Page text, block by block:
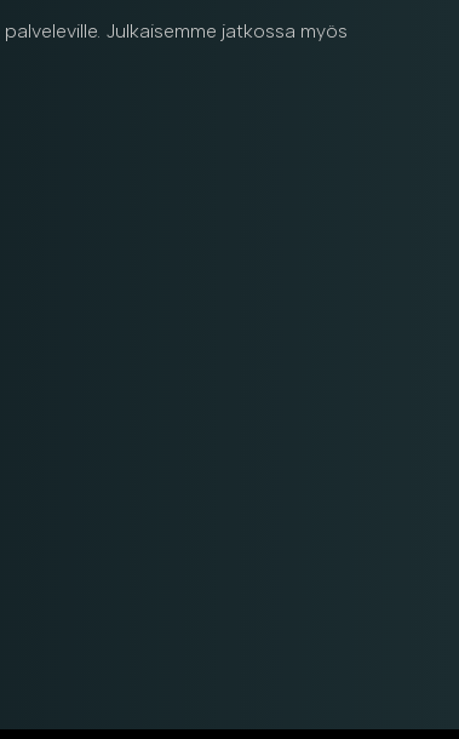
Julkaisemme jatkossa myös